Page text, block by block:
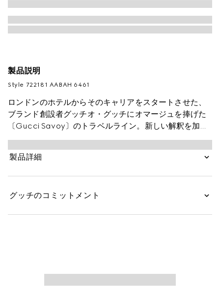
製品説明
Style ‎722181 AABAH 6461
ロンドンのホテルからそのキャリアをスタートさせた、
ブランド創設者グッチオ・グッチにオマージュを捧げた
〔Gucci Savoy〕のトラベルライン。新しい解釈を加え
たヴィンテージ スタイルが披露されたGucci
Cosmogonie コレクションに登場したアイテムです。ロ
ック クロージャー付きのかっちりとしたビューティーケ
プハンドルと取り外し可能なキャンバス製のショルダー
製品詳細
グッチのコミットメント